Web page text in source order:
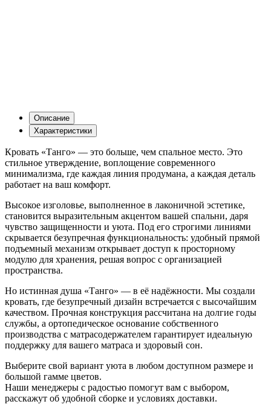
Описание
Характеристики
Кровать «Танго» — это больше, чем спальное место. Это
стильное утверждение, воплощение современного
минимализма, где каждая линия продумана, а каждая деталь
работает на ваш комфорт.
Высокое изголовье, выполненное в лаконичной эстетике,
становится выразительным акцентом вашей спальни, даря
чувство защищенности и уюта. Под его строгими линиями
скрывается безупречная функциональность: удобный прямой
подъемный механизм открывает доступ к просторному
модулю для хранения, решая вопрос с организацией
пространства.
Но истинная душа «Танго» — в её надёжности. Мы создали
кровать, где безупречный дизайн встречается с высочайшим
качеством. Прочная конструкция рассчитана на долгие годы
службы, а ортопедическое основание собственного
производства с матрасодержателем гарантирует идеальную
поддержку для вашего матраса и здоровый сон.
Выберите свой вариант уюта в любом доступном размере и
большой гамме цветов.
Наши менеджеры с радостью помогут вам с выбором,
расскажут об удобной сборке и условиях доставки.